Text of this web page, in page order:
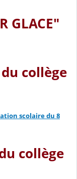
GLACE"
du collège
scolaire du 8
collège